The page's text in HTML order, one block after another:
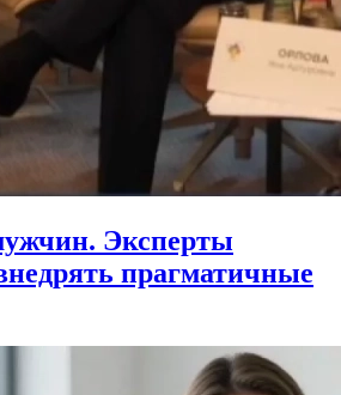
Эксперты
прагматичные